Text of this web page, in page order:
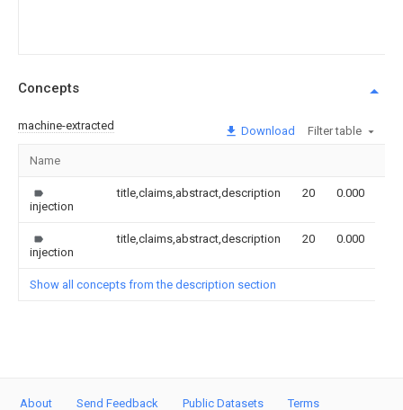
Concepts
machine-extracted Download Filter table
Name
injection
title,claims,abstract,description 20 0.000
injection
title,claims,abstract,description 20 0.000
Show all concepts from the description section
About Send Feedback Public Datasets Terms